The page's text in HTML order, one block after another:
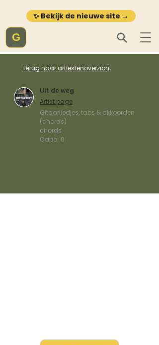
✨ Bekijk de nieuwe site →
G
Terug naar artiestenoverzicht
Uit de weg
Artist page
Gitaarliedjes, tabs & akkoorden
(chords)
chords
Capo: 0